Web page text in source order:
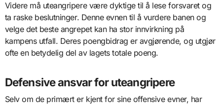
Videre må uteangripere være dyktige til å lese forsvaret og
ta raske beslutninger. Denne evnen til å vurdere banen og
velge det beste angrepet kan ha stor innvirkning på
kampens utfall. Deres poengbidrag er avgjørende, og utgjør
ofte en betydelig del av lagets totale poeng.
Defensive ansvar for uteangripere
Selv om de primært er kjent for sine offensive evner, har